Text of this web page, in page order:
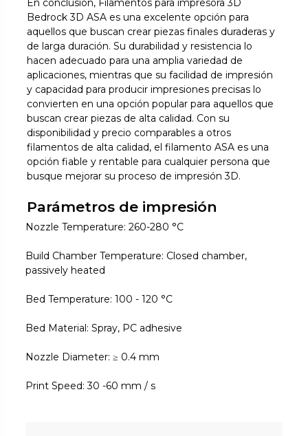
En conclusión, Filamentos para impresora 3D
Bedrock 3D ASA es una excelente opción para
aquellos que buscan crear piezas finales duraderas y
de larga duración. Su durabilidad y resistencia lo
hacen adecuado para una amplia variedad de
aplicaciones, mientras que su facilidad de impresión
y capacidad para producir impresiones precisas lo
convierten en una opción popular para aquellos que
buscan crear piezas de alta calidad. Con su
disponibilidad y precio comparables a otros
filamentos de alta calidad, el filamento ASA es una
opción fiable y rentable para cualquier persona que
busque mejorar su proceso de impresión 3D.
Parámetros de impresión
Nozzle Temperature: 260-280 °C
Build Chamber Temperature: Closed chamber,
passively heated
Bed Temperature: 100 - 120 °C
Bed Material: Spray, PC adhesive
Nozzle Diameter: ≥ 0.4 mm
Print Speed: 30 -60 mm / s